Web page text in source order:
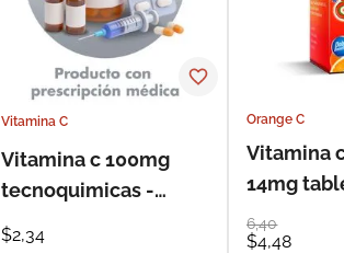
Vitamina C
Vitamina c 100mg
tecnoquimicas -
genericos en gotas
$2,34
Orange C
Vitamina
14mg
6,40
$4,48